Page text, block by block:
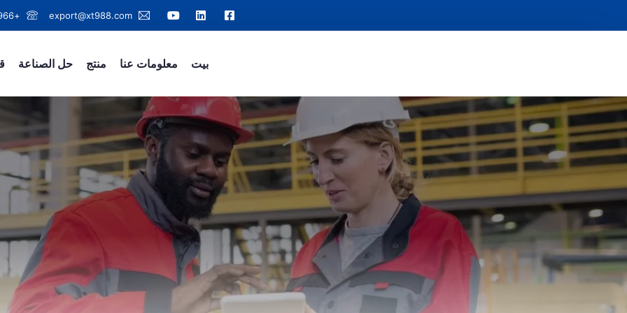
export@xt988.com
+86-799-6611966
بيت معلومات عنا منتج حل الصناعة